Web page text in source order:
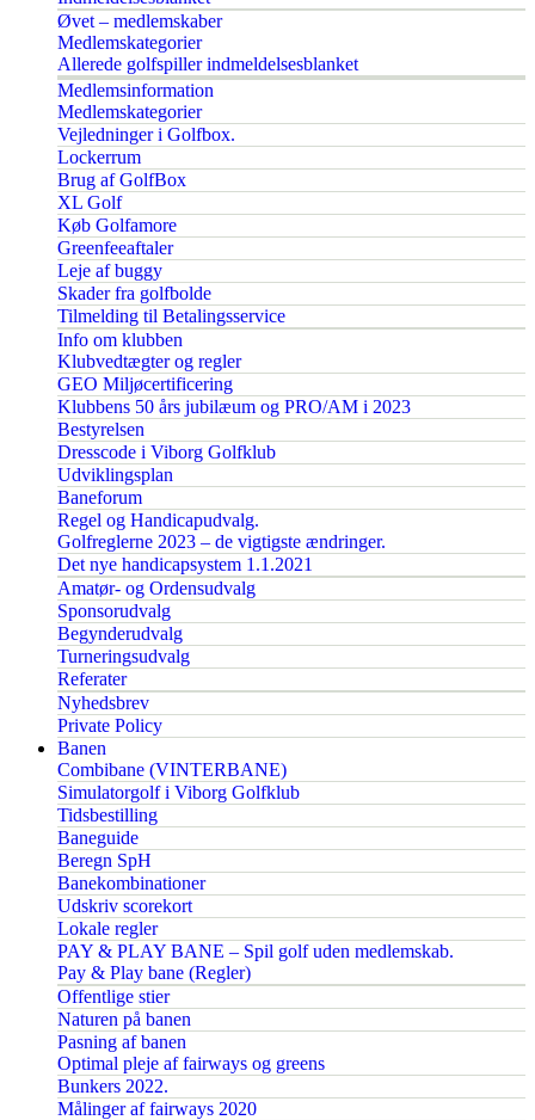
Øvet – medlemskaber
Medlemskategorier
Allerede golfspiller indmeldelsesblanket
Medlemsinformation
Medlemskategorier
Vejledninger i Golfbox.
Lockerrum
Brug af GolfBox
XL Golf
Køb Golfamore
Greenfeeaftaler
Leje af buggy
Skader fra golfbolde
Tilmelding til Betalingsservice
Info om klubben
Klubvedtægter og regler
GEO Miljøcertificering
Klubbens 50 års jubilæum og PRO/AM i 2023
Bestyrelsen
Dresscode i Viborg Golfklub
Udviklingsplan
Baneforum
Regel og Handicapudvalg.
Golfreglerne 2023 – de vigtigste ændringer.
Det nye handicapsystem 1.1.2021
Amatør- og Ordensudvalg
Sponsorudvalg
Begynderudvalg
Turneringsudvalg
Referater
Nyhedsbrev
Private Policy
Banen
Combibane (VINTERBANE)
Simulatorgolf i Viborg Golfklub
Tidsbestilling
Baneguide
Beregn SpH
Banekombinationer
Udskriv scorekort
Lokale regler
PAY & PLAY BANE – Spil golf uden medlemskab.
Pay & Play bane (Regler)
Offentlige stier
Naturen på banen
Pasning af banen
Optimal pleje af fairways og greens
Bunkers 2022.
Målinger af fairways 2020